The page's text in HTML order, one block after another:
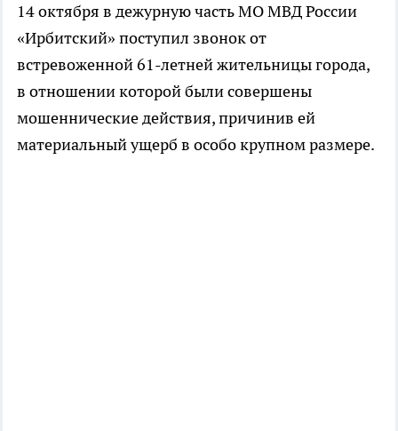
14 октября в дежурную часть МО МВД России
«Ирбитский» поступил звонок от
встревоженной 61-летней жительницы города,
в отношении которой были совершены
мошеннические действия, причинив ей
материальный ущерб в особо крупном размере.